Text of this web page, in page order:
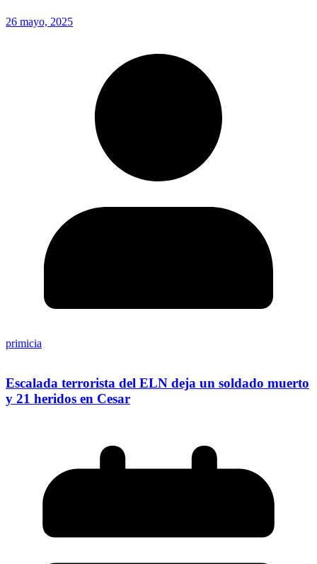
26 mayo, 2025
primicia
Escalada terrorista del ELN deja un soldado muerto
y 21 heridos en Cesar